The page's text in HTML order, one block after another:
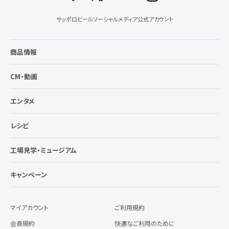
サッポロビールソーシャルメディア公式アカウント
商品情報
CM・動画
エンタメ
レシピ
工場見学・ミュージアム
キャンペーン
マイアカウント
会員規約
ご利用規約
快適なご利用のために